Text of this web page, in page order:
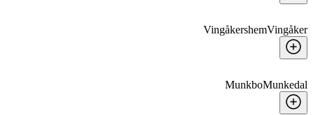
VingåkershemVingåker
MunkboMunkedal